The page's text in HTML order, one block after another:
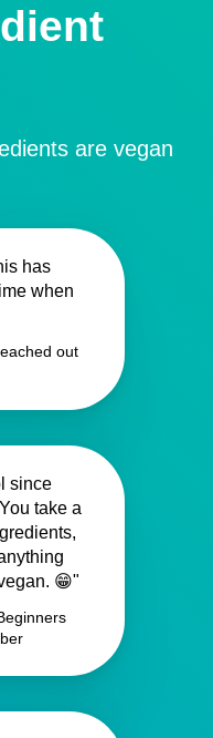
are vegan
has
when
out
since
take a
😁"